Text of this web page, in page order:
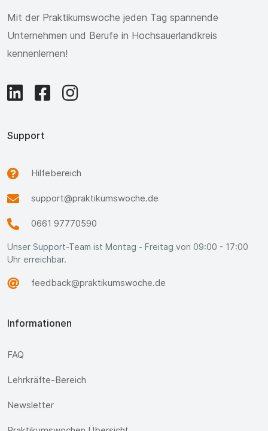
Mit der Praktikumswoche jeden Tag spannende
Unternehmen und Berufe in Hochsauerlandkreis
kennenlernen!
Support
Hilfebereich
support@praktikumswoche.de
0661 97770590
Unser Support-Team ist Montag - Freitag von 09:00 - 17:00
Uhr erreichbar.
feedback@praktikumswoche.de
Informationen
FAQ
Lehrkräfte-Bereich
Newsletter